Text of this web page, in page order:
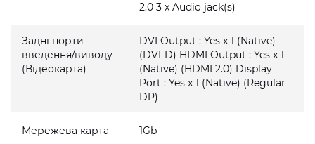
2.0 3 x Audio jack(s)
Задні порти
введення/виводу
(Відеокарта)
DVI Output : Yes x 1 (Native)
(DVI-D) HDMI Output : Yes x 1
(Native) (HDMI 2.0) Display
Port : Yes x 1 (Native) (Regular
DP)
Мережева карта 1Gb